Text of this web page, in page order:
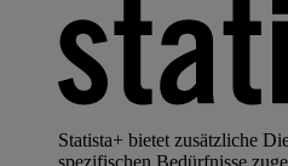
Statista+ bietet zusätzliche
spezifischen Bedürfnisse